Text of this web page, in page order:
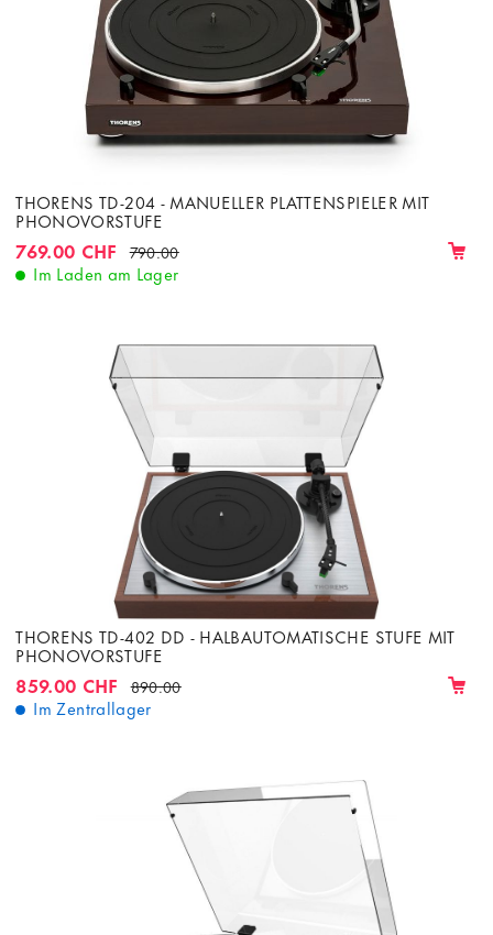
THORENS TD-204 - MANUELLER PLATTENSPIELER MIT
PHONOVORSTUFE
769.00 CHF 790.00
Im Laden am Lager
THORENS TD-402 DD - HALBAUTOMATISCHE STUFE MIT
PHONOVORSTUFE
859.00 CHF 890.00
Im Zentrallager